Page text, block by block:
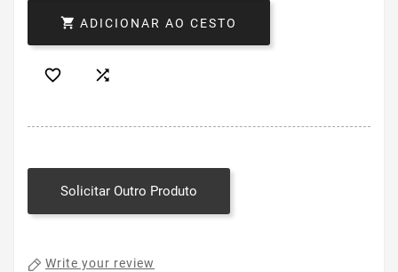
 ADICIONAR AO CESTO
 
Solicitar Outro Produto
Write your review